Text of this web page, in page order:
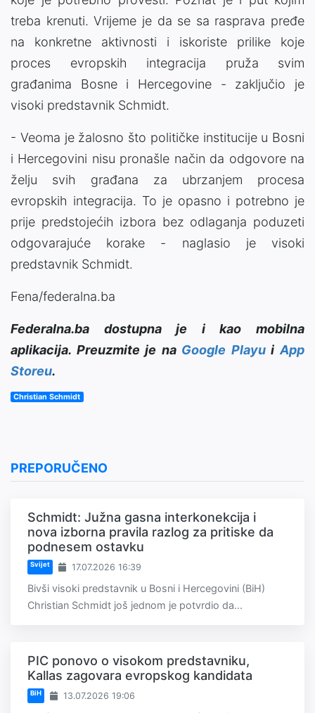
treba krenuti. Vrijeme je da se sa rasprava pređe
na konkretne aktivnosti i iskoriste prilike koje
proces evropskih integracija pruža svim
građanima Bosne i Hercegovine - zaključio je
visoki predstavnik Schmidt.
- Veoma je žalosno što političke institucije u Bosni
i Hercegovini nisu pronašle način da odgovore na
želju svih građana za ubrzanjem procesa
evropskih integracija. To je opasno i potrebno je
prije predstojećih izbora bez odlaganja poduzeti
odgovarajuće korake - naglasio je visoki
predstavnik Schmidt.
Fena/federalna.ba
Federalna.ba dostupna je i kao mobilna
aplikacija. Preuzmite je na Google PlayuiApp
Storeu.
Christian Schmidt
PREPORUČENO
Schmidt: Južna gasna interkonekcija i
nova izborna pravila razlog za pritiske da
podnesem ostavku
Svijet 17.07.2026 16:39
Bivši visoki predstavnik u Bosni i Hercegovini (BiH)
Christian Schmidt još jednom je potvrdio da...
PIC ponovo o visokom predstavniku,
Kallas zagovara evropskog kandidata
BiH 13.07.2026 19:06